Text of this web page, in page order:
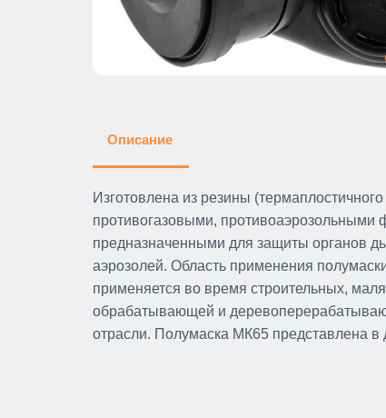
Описание
Изготовлена из резины
противогазовыми,
предназначенными для защиты органов
аэрозолей. Область применения
применяется во время строительных,
обрабатывающей и
отрасли. Полумаска МК65 представлена в